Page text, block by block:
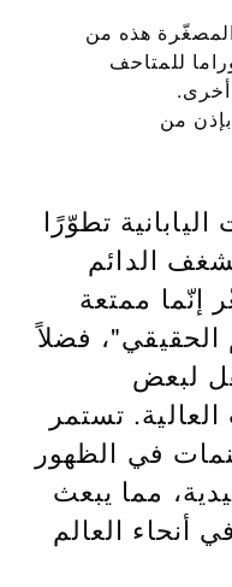
هذه من
للمتاحف
أخرى.
من
تطوّرًا
الدائم
إنّما ممتعة
فضلاً
لبعض
تستمر
في الظهور
مما يبعث
أنحاء العالم